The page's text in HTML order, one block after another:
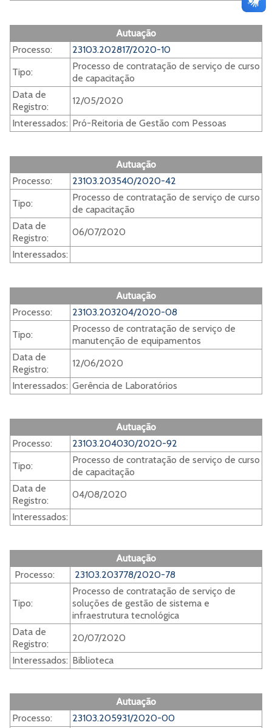
Autuação
Processo:
23103.202817/2020-10
Tipo:
Processo de contratação de serviço de curso
de capacitação
Data de
Registro:
12/05/2020
Interessados: Pró-Reitoria de Gestão com Pessoas
Autuação
Processo:
23103.203540/2020-42
Tipo:
Processo de contratação de serviço de curso
de capacitação
Data de
Registro:
06/07/2020
Interessados:
Autuação
Processo:
23103.203204/2020-08
Tipo:
Processo de contratação de serviço de
manutenção de equipamentos
Data de
Registro:
12/06/2020
Interessados: Gerência de Laboratórios
Autuação
Processo:
23103.204030/2020-92
Tipo:
Processo de contratação de serviço de curso
de capacitação
Data de
Registro:
04/08/2020
Interessados:
Autuação
Processo:
23103.203778/2020-78
Tipo:
Processo de contratação de serviço de
soluções de gestão de sistema e
infraestrutura tecnológica
Data de
Registro:
20/07/2020
Interessados: Biblioteca
Autuação
Processo:
23103.205931/2020-00